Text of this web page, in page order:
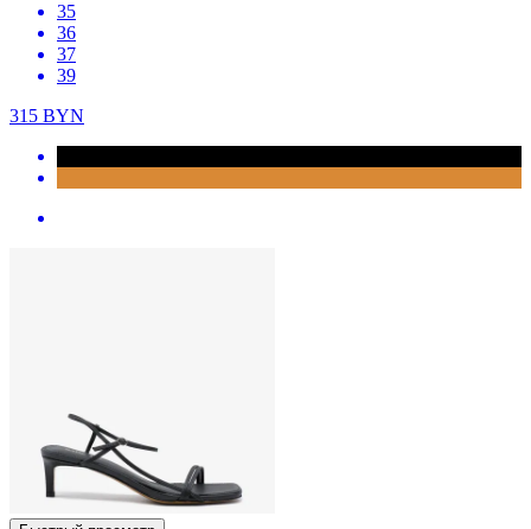
35
36
37
39
315 BYN